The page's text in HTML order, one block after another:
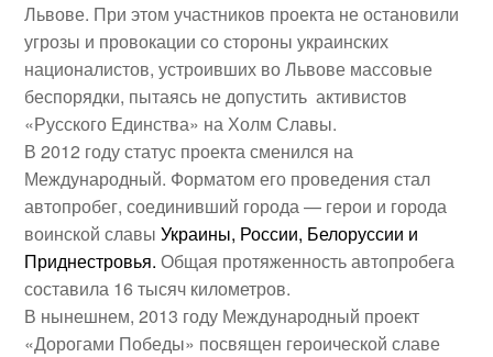
Львове. При этом участников проекта не остановили
угрозы и провокации со стороны украинских
националистов, устроивших во Львове массовые
беспорядки, пытаясь не допустить активистов
«Русского Единства» на Холм Славы.
В 2012 году статус проекта сменился на
Международный. Форматом его проведения стал
автопробег, соединивший города — герои и города
воинской славыУкраины, России, Белоруссии и
Приднестровья.Общая протяженность автопробега
составила 16 тысяч километров.
В нынешнем, 2013 году Международный проект
«Дорогами Победы» посвящен героической славе